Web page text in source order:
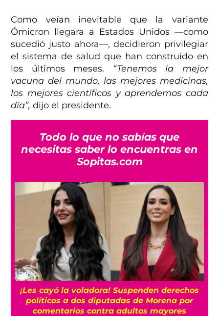
Como veían inevitable que la variante
Ómicron llegara a Estados Unidos —como
sucedió justo ahora—, decidieron privilegiar
el sistema de salud que han construido en
los últimos meses.
“Tenemos la mejor
vacuna del mundo, las mejores medicinas,
los mejores científicos y aprendemos cada
día”,dijo el presidente.
Todo lo que no sabías que
necesitas saber lo encuentras en
Sopitas.com
¡Les cayó la voladora! Suspenden derechos
políticos a dos diputadas de Morena por
comentarios contra adultos mayores